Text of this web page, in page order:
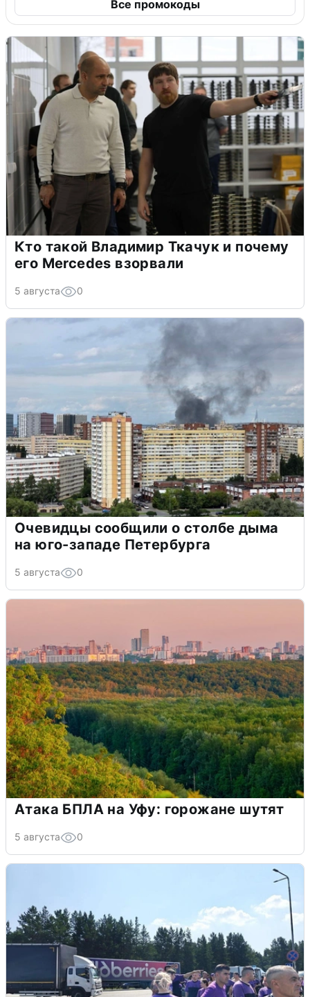
Все промокоды
Кто такой Владимир Ткачук и почему
его Mercedes взорвали
5 августа 0
Очевидцы сообщили о столбе дыма
на юго-западе Петербурга
5 августа 0
Атака БПЛА на Уфу: горожане шутят
5 августа 0